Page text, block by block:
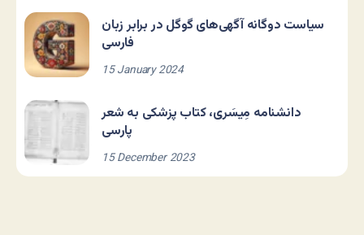
سیاست دوگانه آگهی‌های گوگل در برابر زبان
فارسی
15 January 2024
دانشنامه مِیسَری، کتاب پزشکی به شعر
پارسی
15 December 2023